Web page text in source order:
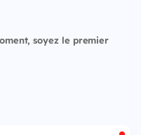
soyez le premier